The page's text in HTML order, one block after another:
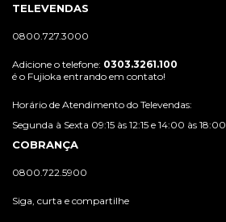
TELEVENDAS
0800.727.3000
Adicione o telefone: 0303.3261.100
é o Fujioka entrando em contato!
Horário de Atendimento do Televendas:
Segunda à Sexta 09:15 às 12:15 e 14:00 às 18:00
COBRANÇA
0800.722.5900
Siga, curta e compartilhe